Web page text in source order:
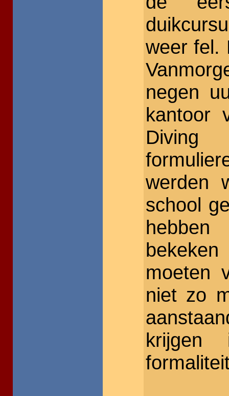
weer fel.
negen
kantoor
Diving
werden
school
moeten
niet zo